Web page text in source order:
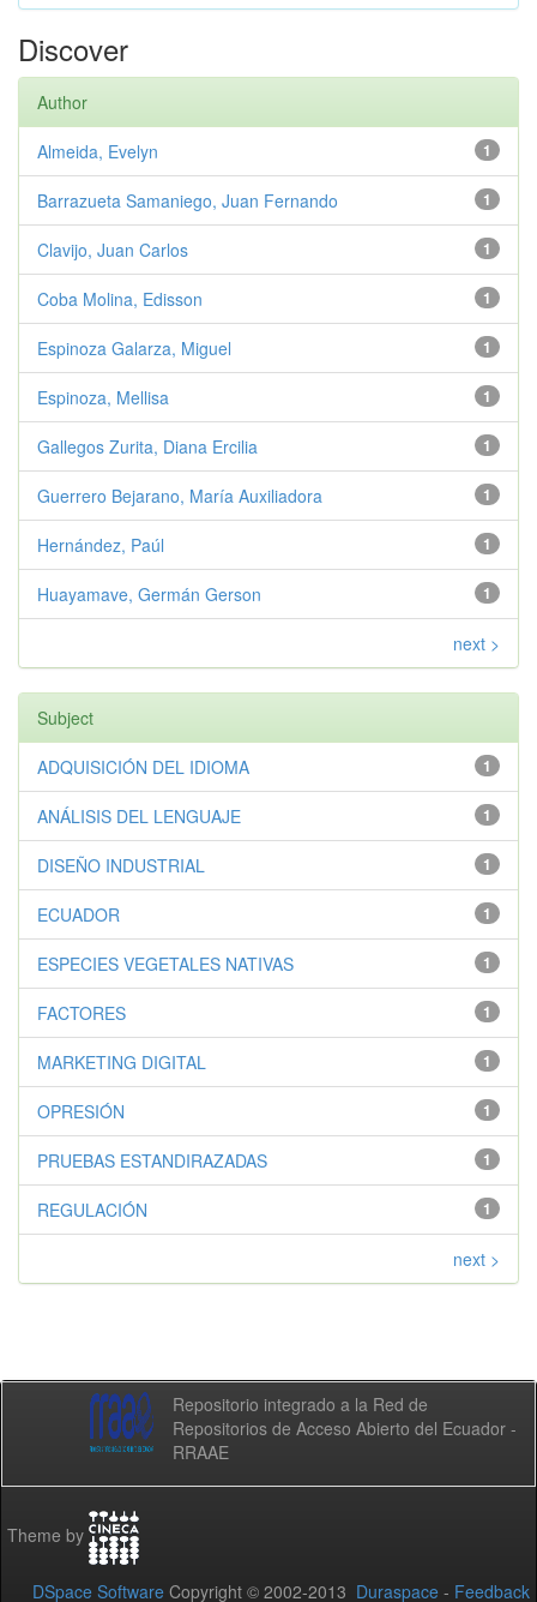
Discover
Author
1
Almeida, Evelyn
1
Barrazueta Samaniego, Juan Fernando
1
Clavijo, Juan Carlos
1
Coba Molina, Edisson
1
Espinoza Galarza, Miguel
1
Espinoza, Mellisa
1
Gallegos Zurita, Diana Ercilia
1
Guerrero Bejarano, María Auxiliadora
1
Hernández, Paúl
1
Huayamave, Germán Gerson
next >
Subject
1
ADQUISICIÓN DEL IDIOMA
1
ANÁLISIS DEL LENGUAJE
1
DISEÑO INDUSTRIAL
1
ECUADOR
1
ESPECIES VEGETALES NATIVAS
1
FACTORES
1
MARKETING DIGITAL
1
OPRESIÓN
1
PRUEBAS ESTANDIRAZADAS
1
REGULACIÓN
next >
Repositorio integrado a la Red de
Repositorios de Acceso Abierto del Ecuador -
RRAAE
Theme by
DSpace Software Copyright © 2002-2013 Duraspace - Feedback